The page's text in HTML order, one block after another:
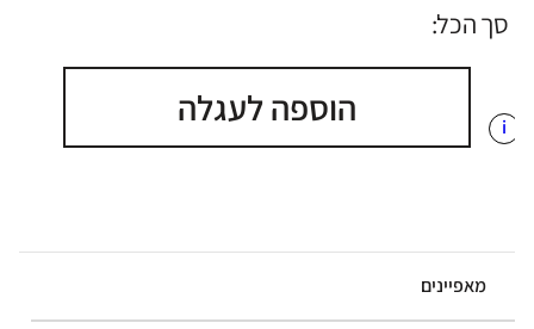
סך הכל:
הוספה לעגלה i
מאפיינים